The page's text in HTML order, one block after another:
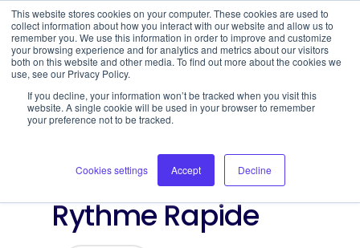
This website stores cookies on your computer. These cookies are used to
collect information about how you interact with our website and allow us to
remember you. We use this information in order to improve and customize
your browsing experience and for analytics and metrics about our visitors
both on this website and other media. To find out more about the cookies we
use, see our Privacy Policy.
If you decline, your information won’t be tracked when you visit this
website. A single cookie will be used in your browser to remember
your preference not to be tracked.
Cookies settings Accept Decline
Open toolbar
Chicken Road slot :
Maîtriser le Risque
Contrôlé dans un
Jeu de Crash au
Rythme Rapide